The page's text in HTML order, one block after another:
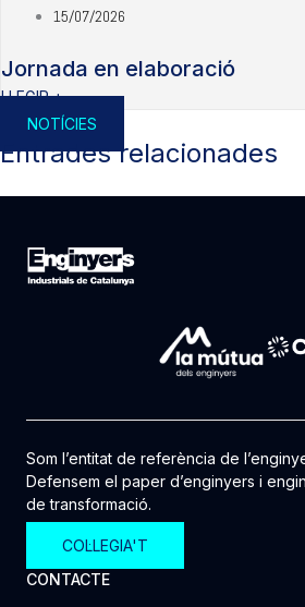
15/07/2026
Jornada en elaboració
LLEGIR +
NOTÍCIES
Entrades relacionades
Som l’entitat de referència de
Defensem el paper d’enginyers i
de transformació.
COL·LEGIA'T
CONTACTE